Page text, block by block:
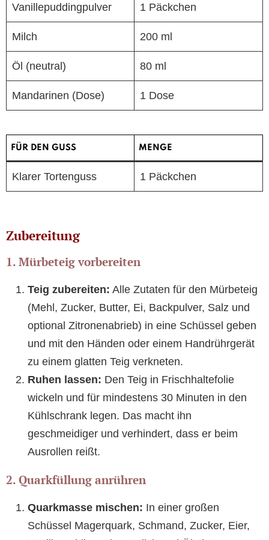
Vanillepuddingpulver 1 Päckchen
Milch 200 ml
Öl (neutral) 80 ml
Mandarinen (Dose) 1 Dose
FÜR DEN GUSS MENGE
Klarer Tortenguss 1 Päckchen
Zubereitung
1. Mürbeteig vorbereiten
Teig zubereiten: Alle Zutaten für den Mürbeteig
(Mehl, Zucker, Butter, Ei, Backpulver, Salz und
optional Zitronenabrieb) in eine Schüssel geben
und mit den Händen oder einem Handrührgerät
zu einem glatten Teig verkneten.
Ruhen lassen: Den Teig in Frischhaltefolie
wickeln und für mindestens 30 Minuten in den
Kühlschrank legen. Das macht ihn
geschmeidiger und verhindert, dass er beim
Ausrollen reißt.
2. Quarkfüllung anrühren
Quarkmasse mischen: In einer großen
Schüssel Magerquark, Schmand, Zucker, Eier,